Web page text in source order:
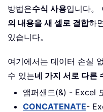
방법은수식 사용입니다。
의 내용을 새 셀로 결합하
있습니다。
여기에서는 데이터 손실
수 있는네 가지 서로 다른
앰퍼샌드(&) - Excel
CONCATENATE-